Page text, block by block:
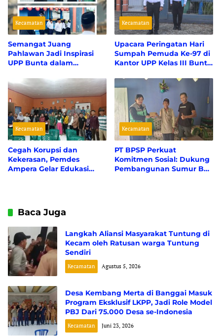
Kecamatan
Semangat Juang
Pahlawan Jadi Inspirasi
UPP Bunta dalam
Maritim
Kecamatan
Upacara Peringatan Hari
Sumpah Pemuda Ke-97 di
Kantor UPP Kelas III Bunta
Kecamatan
Cegah Korupsi dan
Kekerasan, Pemdes
Ampera Gelar Edukasi
Kecamatan
PT BPSP Perkuat
Komitmen Sosial: Dukung
Pembangunan Sumur Bor
Baca Juga
Langkah Aliansi Masyarakat Tuntung di
Kecam oleh Ratusan warga Tuntung
Sendiri
Kecamatan Agustus 5, 2026
Desa Kembang Merta di Banggai Masuk
Program Eksklusif LKPP, Jadi Role Model
PBJ Dari 75.000 Desa se-Indonesia
Kecamatan Juni 23, 2026